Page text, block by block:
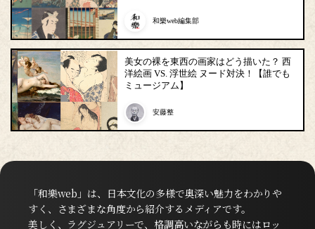
和樂web編集部
美女の裸を東西の画家はどう描いた？ 西
洋絵画 VS. 浮世絵 ヌード対決！【誰でも
ミュージアム】
安藤整
「和樂web」は、日本文化の多様で奥深い魅力をわかりや
すく、さまざまな角度から紹介するメディアです。
美しく、ラグジュアリーで、格調高いながらも時にはロッ